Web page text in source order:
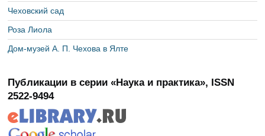
Чеховский сад
Роза Лиола
Дом-музей А. П. Чехова в Ялте
Публикации в серии «Наука и практика», ISSN
2522-9494